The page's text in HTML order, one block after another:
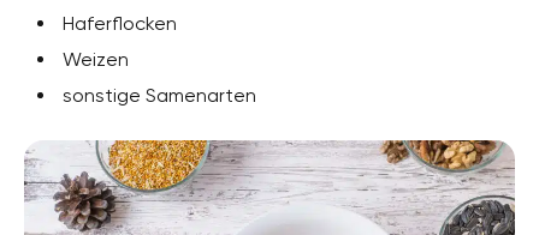
Haferflocken
Weizen
sonstige Samenarten